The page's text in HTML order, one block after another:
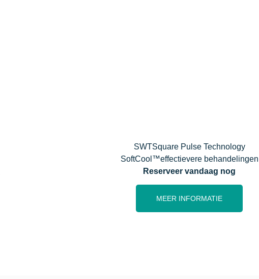
SWTSquare Pulse Technology
SoftCool™effectievere behandelingen
Reserveer vandaag nog
MEER INFORMATIE